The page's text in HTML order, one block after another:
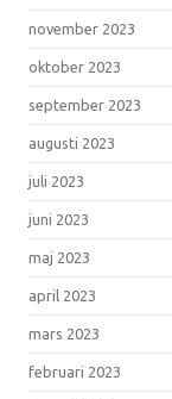
november 2023
oktober 2023
september 2023
augusti 2023
juli 2023
juni 2023
maj 2023
april 2023
mars 2023
februari 2023